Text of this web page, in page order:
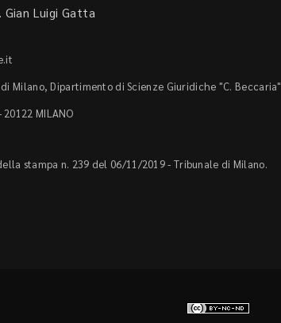
Gian Luigi Gatta
Milano, Dipartimento di Scienze Giuridiche "C. Beccaria"
MILANO
stampa n. 239 del 06/11/2019 - Tribunale di Milano.